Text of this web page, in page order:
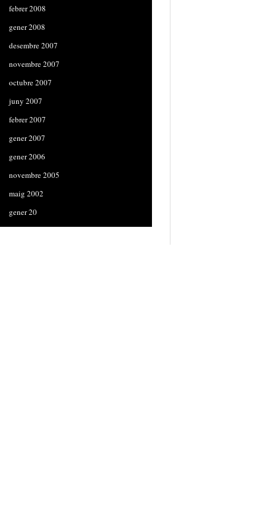
febrer 2008
gener 2008
desembre 2007
novembre 2007
octubre 2007
juny 2007
febrer 2007
gener 2007
gener 2006
novembre 2005
maig 2002
gener 20